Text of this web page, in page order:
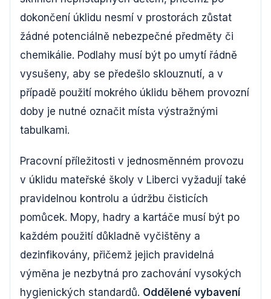
dokončení úklidu nesmí v prostorách zůstat
žádné potenciálně nebezpečné předměty či
chemikálie. Podlahy musí být po umytí řádně
vysušeny, aby se předešlo sklouznutí, a v
případě použití mokrého úklidu během provozní
doby je nutné označit místa výstražnými
tabulkami.
Pracovní příležitosti v jednosměnném provozu
v úklidu mateřské školy v Liberci vyžadují také
pravidelnou kontrolu a údržbu čisticích
pomůcek. Mopy, hadry a kartáče musí být po
každém použití důkladně vyčištěny a
dezinfikovány, přičemž jejich pravidelná
výměna je nezbytná pro zachování vysokých
hygienických standardů. Oddělené vybavení